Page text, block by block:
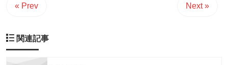
« Prev Next »
関連記事